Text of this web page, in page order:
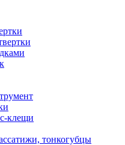
клещи
тонкогубцы